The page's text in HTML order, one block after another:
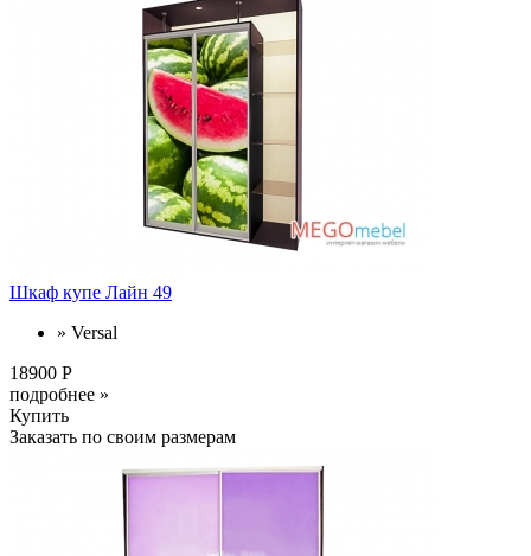
Шкаф купе Лайн 49
» Versal
18900 Р
подробнее »
Купить
Заказать по своим размерам